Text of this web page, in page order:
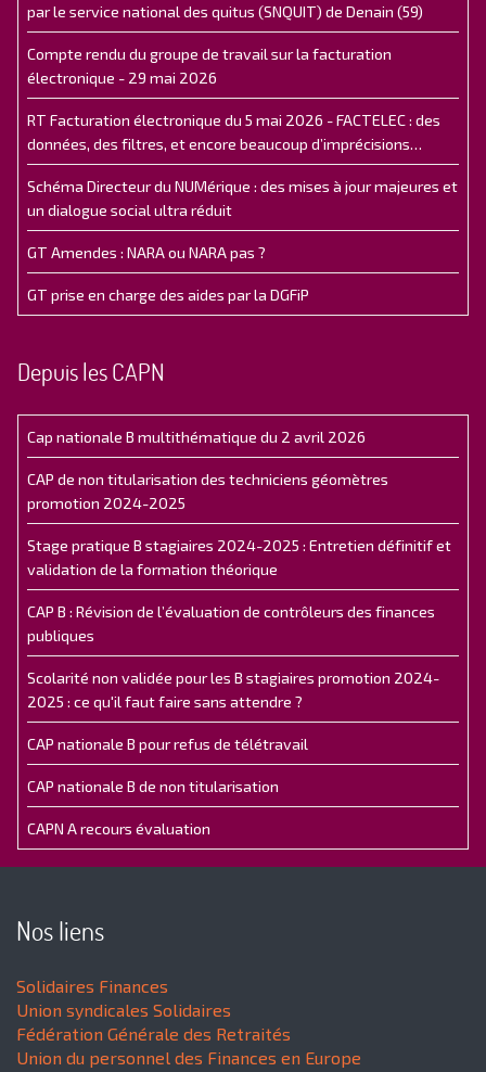
par le service national des quitus (SNQUIT) de Denain (59)
Compte rendu du groupe de travail sur la facturation
électronique - 29 mai 2026
RT Facturation électronique du 5 mai 2026 - FACTELEC : des
données, des filtres, et encore beaucoup d’imprécisions…
Schéma Directeur du NUMérique : des mises à jour majeures et
un dialogue social ultra réduit
GT Amendes : NARA ou NARA pas ?
GT prise en charge des aides par la DGFiP
Depuis les CAPN
Cap nationale B multithématique du 2 avril 2026
CAP de non titularisation des techniciens géomètres
promotion 2024-2025
Stage pratique B stagiaires 2024-2025 : Entretien définitif et
validation de la formation théorique
CAP B : Révision de l’évaluation de contrôleurs des finances
publiques
Scolarité non validée pour les B stagiaires promotion 2024-
2025 : ce qu'il faut faire sans attendre ?
CAP nationale B pour refus de télétravail
CAP nationale B de non titularisation
CAPN A recours évaluation
Nos liens
Solidaires Finances
Union syndicales Solidaires
Fédération Générale des Retraités
Union du personnel des Finances en Europe